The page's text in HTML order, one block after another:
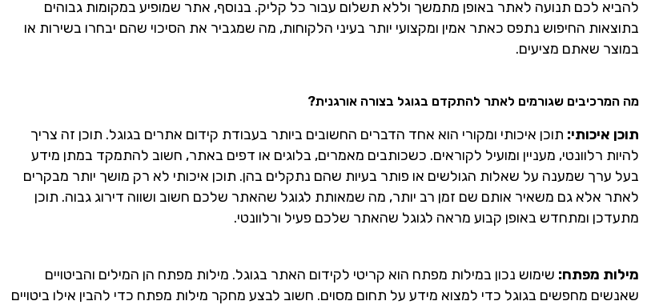
להביא לכם תנועה לאתר באופן מתמשך וללא תשלום עבור כל קליק. בנוסף, אתר שמופיע במקומות גבוהים
בתוצאות החיפוש נתפס כאתר אמין ומקצועי יותר בעיני הלקוחות, מה שמגביר את הסיכוי שהם יבחרו בשירות או
במוצר שאתם מציעים.
מה המרכיבים שגורמים לאתר להתקדם בגוגל בצורה אורגנית?
תוכן איכותי: תוכן איכותי ומקורי הוא אחד הדברים החשובים ביותר בעבודת קידום אתרים בגוגל. תוכן זה צריך
להיות רלוונטי, מעניין ומועיל לקוראים. כשכותבים מאמרים, בלוגים או דפים באתר, חשוב להתמקד במתן מידע
בעל ערך שמענה על שאלות הגולשים או פותר בעיות שהם נתקלים בהן. תוכן איכותי לא רק מושך יותר מבקרים
לאתר אלא גם משאיר אותם שם זמן רב יותר, מה שמאותת לגוגל שהאתר שלכם חשוב ושווה דירוג גבוה. תוכן
מתעדכן ומתחדש באופן קבוע מראה לגוגל שהאתר שלכם פעיל ורלוונטי.
מילות מפתח: שימוש נכון במילות מפתח הוא קריטי לקידום האתר בגוגל. מילות מפתח הן המילים והביטויים
שאנשים מחפשים בגוגל כדי למצוא מידע על תחום מסוים. חשוב לבצע מחקר מילות מפתח כדי להבין אילו ביטויים